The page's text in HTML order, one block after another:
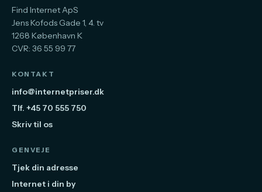
Find Internet ApS
Jens Kofods Gade 1, 4. tv
1268 København K
CVR: 36 55 99 77
KONTAKT
info@internetpriser.dk
Tlf. +45 70 555 750
Skriv til os
GENVEJE
Tjek din adresse
Internet i din by